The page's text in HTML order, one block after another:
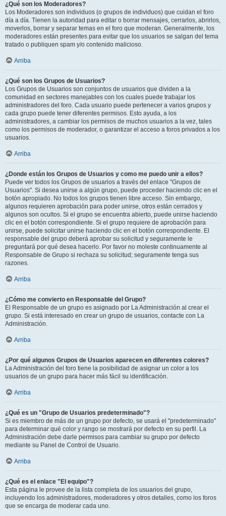
¿Qué son los Moderadores?
Los Moderadores son individuos (o grupos de individuos) que cuidan el foro
día a día. Tienen la autoridad para editar o borrar mensajes, cerrarlos, abrirlos,
moverlos, borrar y separar temas en el foro que moderan. Generalmente, los
moderadores están presentes para evitar que los usuarios se salgan del tema
tratado o publiquen spam y/o contenido malicioso.
Arriba
¿Qué son los Grupos de Usuarios?
Los Grupos de Usuarios son conjuntos de usuarios que dividen a la
comunidad en sectores manejables con los cuales puede trabajar los
administradores del foro. Cada usuario puede pertenecer a varios grupos y
cada grupo puede tener diferentes permisos. Esto ayuda, a los
administradores, a cambiar los permisos de muchos usuarios a la vez, tales
como los permisos de moderador, o garantizar el acceso a foros privados a los
usuarios.
Arriba
¿Donde están los Grupos de Usuarios y como me puedo unir a ellos?
Puede ver todos los Grupos de usuarios a través del enlace "Grupos de
Usuarios". Si desea unirse a algún grupo, puede proceder haciendo clic en el
botón apropiado. No todos los grupos tienen libre acceso. Sin embargo,
algunos requieren aprobación para poder unirse, otros están cerrados y
algunos son ocultos. Si el grupo se encuentra abierto, puede unirse haciendo
clic en el botón correspondiente. Si el grupo requiere de aprobación para
unirse, puede solicitar unirse haciendo clic en el botón correspondiente. El
responsable del grupo deberá aprobar su solicitud y seguramente le
preguntará por qué desea hacerlo. Por favor no moleste continuamente al
Responsable de Grupo si rechaza su solicitud; seguramente tenga sus
razones.
Arriba
¿Cómo me convierto en Responsable del Grupo?
El Responsable de un grupo es asignado por La Administración al crear el
grupo. Si está interesado en crear un grupo de usuarios, contacte con La
Administración.
Arriba
¿Por qué algunos Grupos de Usuarios aparecen en diferentes colores?
La Administración del foro tiene la posibilidad de asignar un color a los
usuarios de un grupo para hacer más fácil su identificación.
Arriba
¿Qué es un "Grupo de Usuarios predeterminado"?
Si es miembro de más de un grupo por defecto, se usará el "predeterminado"
para determinar qué color y rango se mostrará por defecto en su perfil. La
Administración debe darle permisos para cambiar su grupo por defecto
mediante su Panel de Control de Usuario.
Arriba
¿Qué es el enlace "El equipo"?
Esta página le provee de la lista completa de los usuarios del grupo,
incluyendo los administradores, moderadores y otros detalles, como los foros
que se encarga de moderar cada uno.